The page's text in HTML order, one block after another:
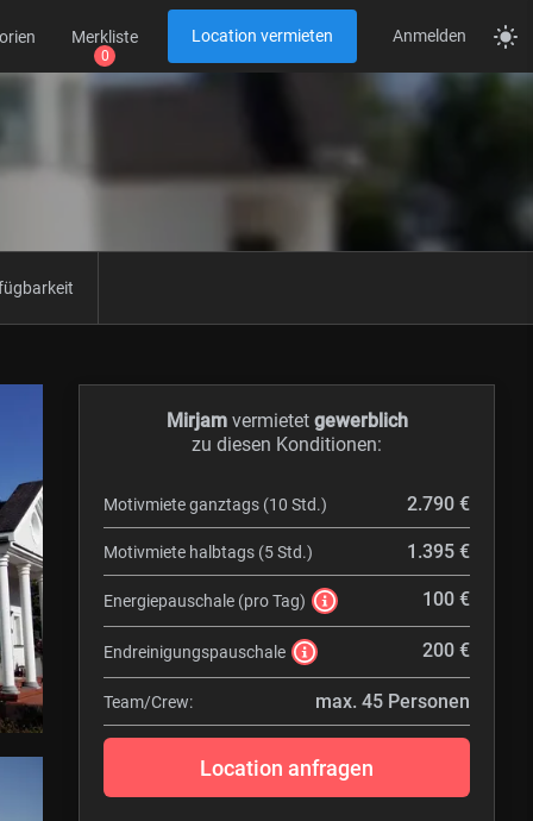
Merkliste Location vermieten Anmelden
Mirjamvermietet gewerblich
zu diesen Konditionen:
Motivmiete ganztags (10 Std.) 2.790 €
Motivmiete halbtags (5 Std.) 1.395 €
Energiepauschale (pro Tag) 100 €
Endreinigungspauschale 200 €
Team/Crew: max. 45 Personen
Location anfragen